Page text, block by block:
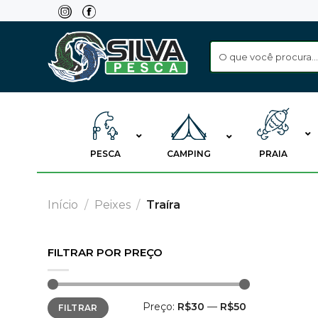
PESCA CAMPING PRAIA
Início / Peixes / Traíra
FILTRAR POR PREÇO
Preço
mínimo
Preço
máximo
FILTRAR Preço: R$30 — R$50